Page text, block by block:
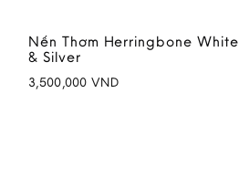
Nến Thơm Herringbone White
& Silver
3,500,000 VND